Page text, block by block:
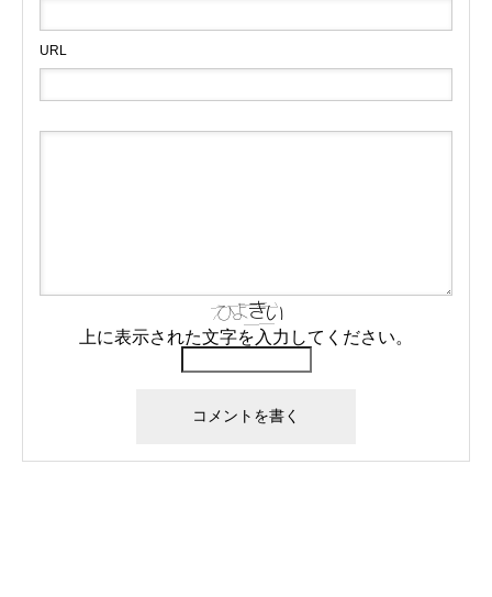
URL
上に表示された文字を入力してください。